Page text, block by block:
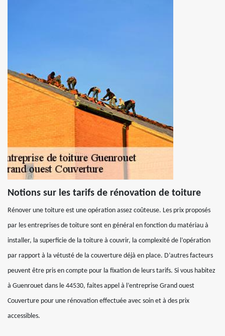
Notions sur les tarifs de rénovation de toiture
Rénover une toiture est une opération assez coûteuse. Les prix proposés
par les entreprises de toiture sont en général en fonction du matériau à
installer, la superficie de la toiture à couvrir, la complexité de l’opération
par rapport à la vétusté de la couverture déjà en place. D’autres facteurs
peuvent être pris en compte pour la fixation de leurs tarifs. Si vous habitez
à Guenrouet dans le 44530, faites appel à l’entreprise Grand ouest
Couverture pour une rénovation effectuée avec soin et à des prix
accessibles.